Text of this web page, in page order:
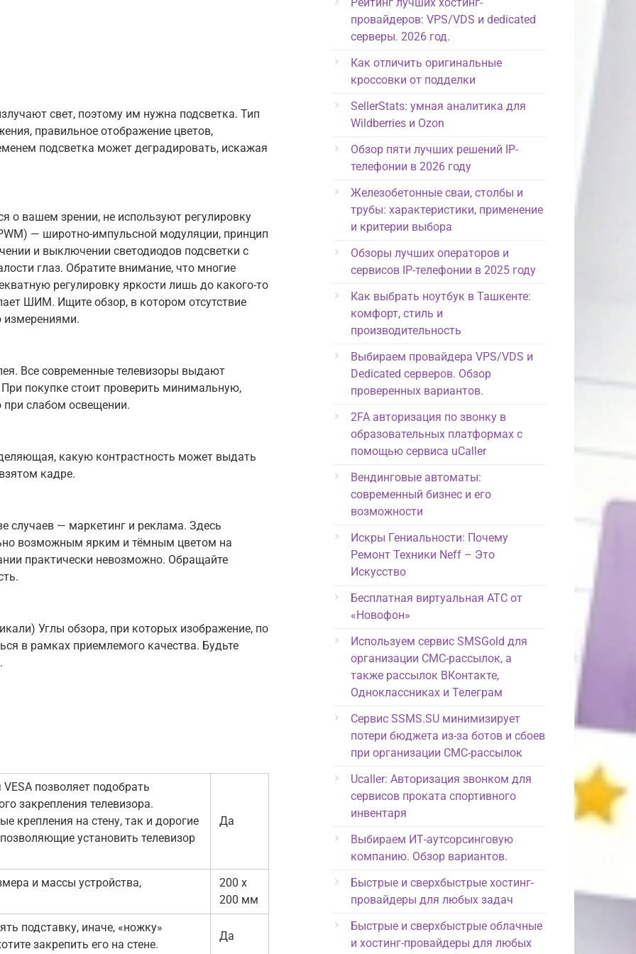
свет, поэтому им нужна подсветка. Тип
правильное отображение цветов,
подсветка может деградировать, искажая
о вашем зрении, не используют регулировку
— широтно-импульсной модуляции, принцип
и выключении светодиодов подсветки с
глаз. Обратите внимание, что многие
регулировку яркости лишь до какого-то
ШИМ. Ищите обзор, в котором отсутствие
Все современные телевизоры выдают
покупке стоит проверить минимальную,
слабом освещении.
какую контрастность может выдать
кадре.
случаев — маркетинг и реклама. Здесь
возможным ярким и тёмным цветом на
практически невозможно. Обращайте
Углы обзора, при которых изображение, по
в рамках приемлемого качества. Будьте
позволяет подобрать
закрепления телевизора.
крепления на стену, так и дорогие
установить телевизор
Да
и массы устройства,
200 x
200 мм
подставку, иначе, «ножку»
закрепить его на стене.
Да
провайдеров: VPS/VDS и dedicated
серверы. 2026 год.
Как отличить оригинальные
кроссовки от подделки
SellerStats: умная аналитика для
Wildberries и Ozon
Обзор пяти лучших решений IP-
телефонии в 2026 году
Железобетонные сваи, столбы и
трубы: характеристики, применение
и критерии выбора
Обзоры лучших операторов и
сервисов IP-телефонии в 2025 году
Как выбрать ноутбук в Ташкенте:
комфорт, стиль и
производительность
Выбираем провайдера VPS/VDS и
Dedicated серверов. Обзор
проверенных вариантов.
2FA авторизация по звонку в
образовательных платформах с
помощью сервиса uCaller
Вендинговые автоматы:
современный бизнес и его
возможности
Искры Гениальности: Почему
Ремонт Техники Neff – Это
Искусство
Бесплатная виртуальная АТС от
«Новофон»
Используем сервис SMSGold для
организации СМС-рассылок, а
также рассылок ВКонтакте,
Одноклассниках и Телеграм
Сервис SSMS.SU минимизирует
потери бюджета из-за ботов и сбоев
при организации СМС-рассылок
Ucaller: Авторизация звонком для
сервисов проката спортивного
инвентаря
Выбираем ИТ-аутсорсинговую
компанию. Обзор вариантов.
Быстрые и сверхбыстрые хостинг-
провайдеры для любых задач
Быстрые и сверхбыстрые облачные
и хостинг-провайдеры для любых